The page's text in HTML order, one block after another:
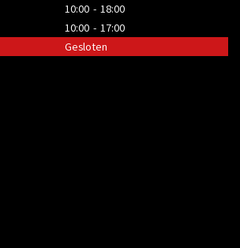
10:00 - 18:00
10:00 - 17:00
Gesloten